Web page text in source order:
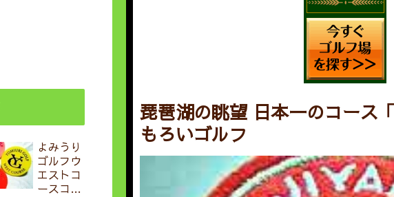
琵琶湖の眺望 日本一のコース
もろいゴルフ
よみうり
ゴルフウ
エストコ
ースコー